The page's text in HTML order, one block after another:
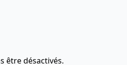
être désactivés.